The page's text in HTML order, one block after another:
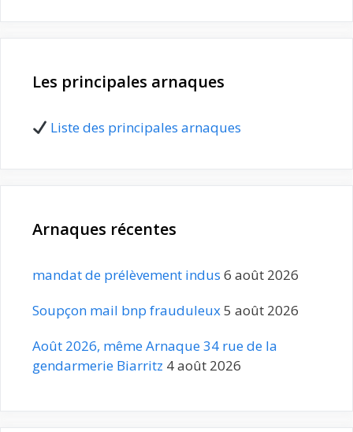
Les principales arnaques
Liste des principales arnaques
Arnaques récentes
mandat de prélèvement indus 6 août 2026
Soupçon mail bnp frauduleux5 août 2026
Août 2026, même Arnaque 34 rue de la
gendarmerie Biarritz 4 août 2026